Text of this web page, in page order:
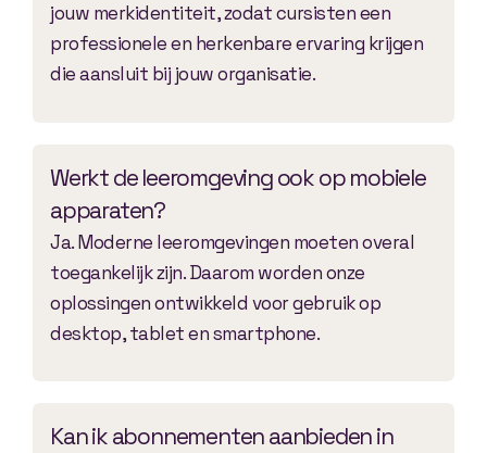
jouw merkidentiteit, zodat cursisten een
professionele en herkenbare ervaring krijgen
die aansluit bij jouw organisatie.
Werkt de leeromgeving ook op mobiele
apparaten?
Ja. Moderne leeromgevingen moeten overal
toegankelijk zijn. Daarom worden onze
oplossingen ontwikkeld voor gebruik op
desktop, tablet en smartphone.
Kan ik abonnementen aanbieden in